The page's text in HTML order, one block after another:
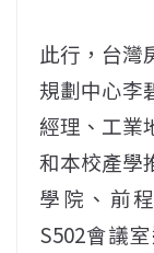
此行，台灣
規劃中心李
經理、工業
和本校產學
學院、前
S502會議